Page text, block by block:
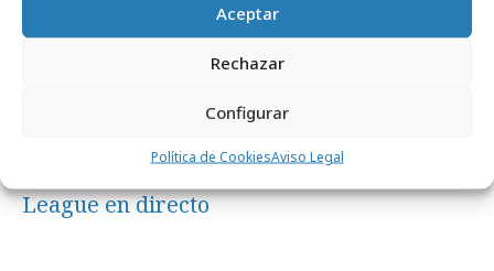
Aceptar
Rechazar
Configurar
Política de CookiesAviso Legal
Un anuncio Pre-Roll emite la Champions
League en directo